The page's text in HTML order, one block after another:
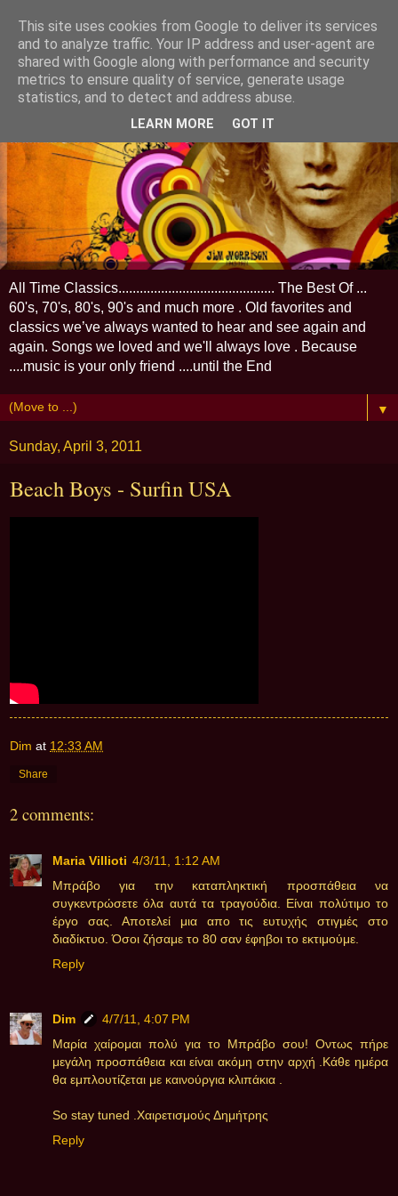
All Time Classics............................................ The Best Of ...
60's, 70's, 80's, 90's and much more . Old favorites and
classics we’ve always wanted to hear and see again and
again. Songs we loved and we'll always love . Because
....music is your only friend ....until the End
▼
Sunday, April 3, 2011
Beach Boys - Surfin USA
Dim at 12:33 AM
Share
2 comments:
Maria Villioti 4/3/11, 1:12 AM
Μπράβο για την καταπληκτική προσπάθεια να
συγκεντρώσετε όλα αυτά τα τραγούδια. Είναι πολύτιμο το
έργο σας. Αποτελεί μια απο τις ευτυχής στιγμές στο
διαδίκτυο. Όσοι ζήσαμε το 80 σαν έφηβοι το εκτιμούμε.
Reply
Dim
4/7/11, 4:07 PM
Μαρία χαίρομαι πολύ για το Μπράβο σου! Οντως πήρε
μεγάλη προσπάθεια και είναι ακόμη στην αρχή .Κάθε ημέρα
θα εμπλουτίζεται με καινούργια κλιπάκια .
So stay tuned .Χαιρετισμούς Δημήτρης
Reply
This site uses cookies from Google to deliver its services
and to analyze traffic. Your IP address and user-agent are
shared with Google along with performance and security
metrics to ensure quality of service, generate usage
statistics, and to detect and address abuse.
LEARN MORE GOT IT